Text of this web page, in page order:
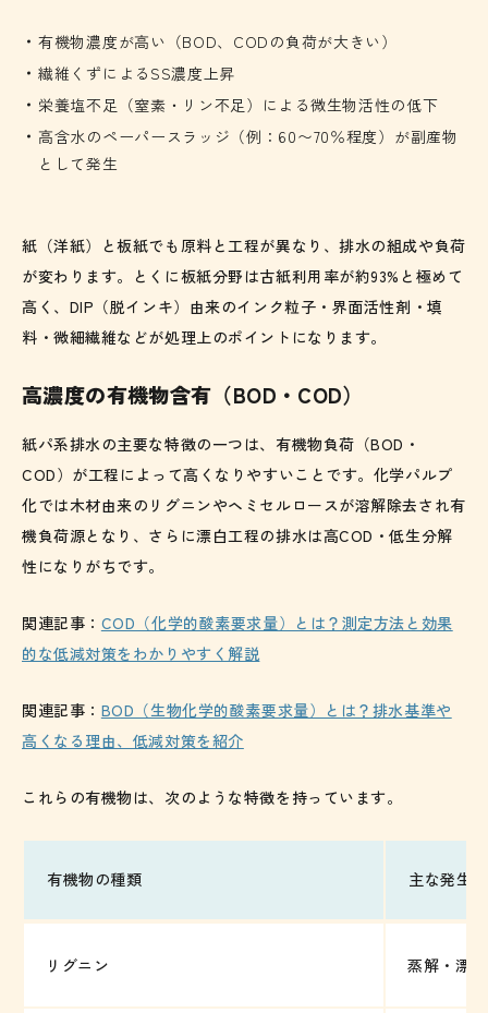
有機物濃度が高い（BOD、CODの負荷が大きい）
繊維くずによるSS濃度上昇
栄養塩不足（窒素・リン不足）による微生物活性の低下
高含水のペーパースラッジ（例：60〜70％程度）が副産物
として発生
紙（洋紙）と板紙でも原料と工程が異なり、排水の組成や負荷
が変わります。とくに板紙分野は古紙利用率が約93%と極めて
高く、DIP（脱インキ）由来のインク粒子・界面活性剤・填
料・微細繊維などが処理上のポイントになります。
高濃度の有機物含有（BOD・COD）
紙パ系排水の主要な特徴の一つは、有機物負荷（BOD・
COD）が工程によって高くなりやすいことです。化学パルプ
化では木材由来のリグニンやヘミセルロースが溶解除去され有
機負荷源となり、さらに漂白工程の排水は高COD・低生分解
性になりがちです。
関連記事： COD（化学的酸素要求量）とは？測定方法と効果
的な低減対策をわかりやすく解説
関連記事： BOD（生物化学的酸素要求量）とは？排水基準や
高くなる理由、低減対策を紹介
これらの有機物は、次のような特徴を持っています。
有機物の種類 主な発生
リグニン 蒸解・漂